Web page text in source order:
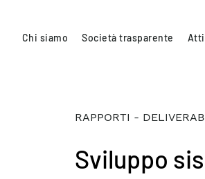
Chi siamo Società trasparente
RAPPORTI -
Sviluppo